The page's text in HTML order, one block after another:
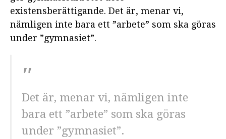
existensberättigande. Det är, menar vi,
nämligen inte bara ett ”arbete” som ska göras
under ”gymnasiet”.
Det är, menar vi, nämligen inte
bara ett ”arbete” som ska göras
under ”gymnasiet”.